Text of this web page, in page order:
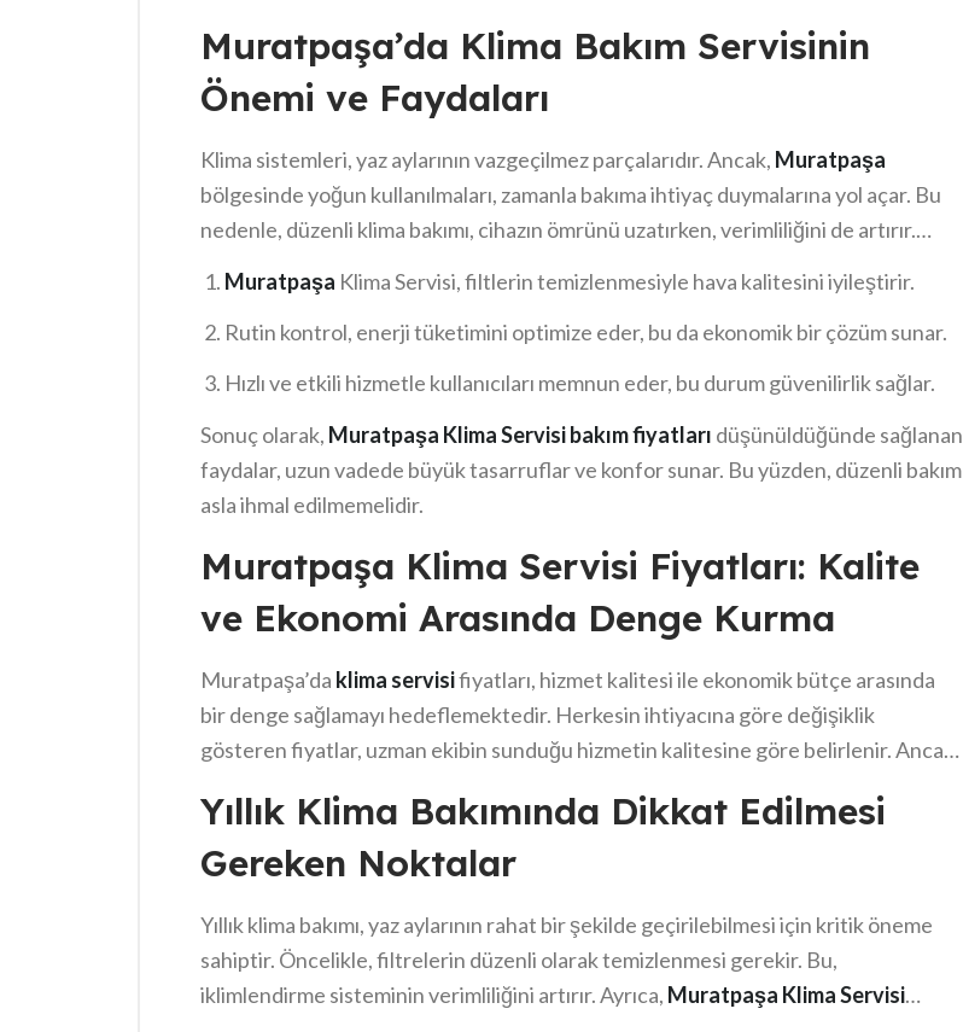
Muratpaşa’da Klima Bakım Servisinin
Önemi ve Faydaları
Klima sistemleri, yaz aylarının vazgeçilmez parçalarıdır. Ancak, Muratpaşa
bölgesinde yoğun kullanılmaları, zamanla bakıma ihtiyaç duymalarına yol açar. Bu
nedenle, düzenli klima bakımı, cihazın ömrünü uzatırken, verimliliğini de artırır.
tasarrufu sağlar. Günümüzde bu servislerin sağladığı avantajlar daha görünür hale
geliyor:
Muratpaşa Klima Servisi, filtlerin temizlenmesiyle hava kalitesini iyileştirir.
Rutin kontrol, enerji tüketimini optimize eder, bu da ekonomik bir çözüm sunar.
Hızlı ve etkili hizmetle kullanıcıları memnun eder, bu durum güvenilirlik sağlar.
Sonuç olarak, Muratpaşa Klima Servisi bakım fiyatları düşünüldüğünde sağlanan
faydalar, uzun vadede büyük tasarruflar ve konfor sunar. Bu yüzden, düzenli bakım
asla ihmal edilmemelidir.
Muratpaşa Klima Servisi Fiyatları: Kalite
ve Ekonomi Arasında Denge Kurma
Muratpaşa’da klima servisifiyatları, hizmet kalitesi ile ekonomik bütçe arasında
bir denge sağlamayı hedeflemektedir. Herkesin ihtiyacına göre değişiklik
gösteren fiyatlar, uzman ekibin sunduğu hizmetin kalitesine göre belirlenir. Ancak,
yaz aylarında yoğun talep nedeniyle fiyatlar artabilir. Detaylı bilgi almak için
mutlaka bizimle iletişime geçin. Böylece,
Yıllık Klima Bakımında Dikkat Edilmesi
Gereken Noktalar
Yıllık klima bakımı, yaz aylarının rahat bir şekilde geçirilebilmesi için kritik öneme
sahiptir. Öncelikle, filtrelerin düzenli olarak temizlenmesi gerekir. Bu,
iklimlendirme sisteminin verimliliğini artırır. Ayrıca, Muratpaşa Klima Servisi